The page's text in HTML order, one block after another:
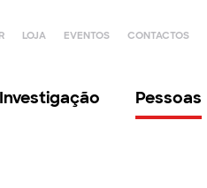
LOJA EVENTOS CONTACTOS
Investigação Pessoas